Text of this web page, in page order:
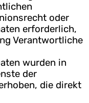
oder
erforderlich,
Verantwortliche
wurden in
der
die direkt